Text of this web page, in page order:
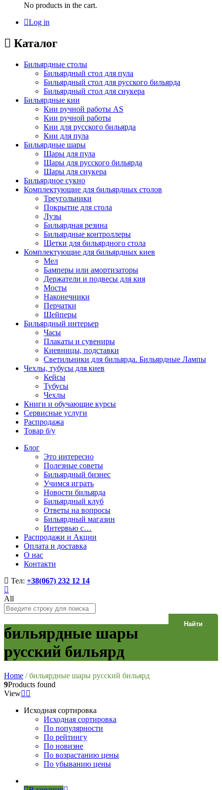
No products in the cart.
Log in
Каталог
Бильярдные столы
Бильярдный стол для пула
Бильярдный стол для русского бильярда
Бильярдный стол для снукера
Бильярдные кии
Кии ручной работы AS
Кии ручной работы
Кии для русского бильярда
Кии для пула
Бильярдные шары
Шары для пула
Шары для русского бильярда
Шары для снукера
Бильярдное сукно
Комплектующие для бильярдных столов
Треугольники
Покрытие для стола
Лузы
Бильярдная резина
Бильярдные контроллеры
Щетки для бильярдного стола
Комплектующие для бильярдных киев
Мел
Бамперы или амортизаторы
Держатели и подвесы для кия
Мосты
Наконечники
Перчатки
Шейперы
Бильярдный интерьер
Часы
Плакаты и сувениры
Киевницы, подставки
Светильники для бильярда. Бильярдные Лампы
Чехлы, тубусы для киев
Кейсы
Тубусы
Чехлы
Книги и обучающие курсы
Сервисные услуги
Распродажа
Товар б/у
Блог
Это интересно
Полезные советы
Бильярдный бизнес
Учимся играть
Новости бильярда
Бильярдный клуб
Ответы на вопросы
Бильярдный магазин
Интервью с…
Распродажи и Акции
Оплата и доставка
О нас
Контакти
Тел: +38(067) 232 12 14
All
Найти
бильярдные шары
русский бильярд
Home / бильярдные шары русский бильярд
9Products found
View
Исходная сортировка
Исходная сортировка
По популярности
По рейтингу
По новизне
По возрастанию цены
По убыванию цены